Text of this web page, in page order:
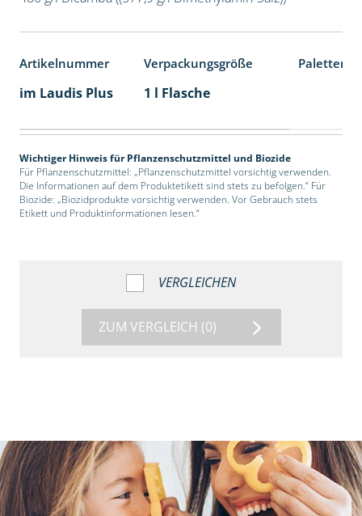
Artikelnummer Verpackungsgröße
im Laudis Plus 1 l Flasche
Wichtiger Hinweis für Pflanzenschutzmittel und Biozide
Für Pflanzenschutzmittel: „Pflanzenschutzmittel vorsichtig verwenden.
Die Informationen auf dem Produktetikett sind stets zu befolgen.“ Für
Biozide: „Biozidprodukte vorsichtig verwenden. Vor Gebrauch stets
Etikett und Produktinformationen lesen.“
VERGLEICHEN
ZUM VERGLEICH (0)